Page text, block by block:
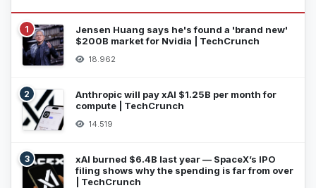
1
Jensen Huang says he's found a 'brand new'
$200B market for Nvidia | TechCrunch
18.962
2
Anthropic will pay xAI $1.25B per month for
compute | TechCrunch
14.519
3
xAI burned $6.4B last year — SpaceX’s IPO
filing shows why the spending is far from over
| TechCrunch